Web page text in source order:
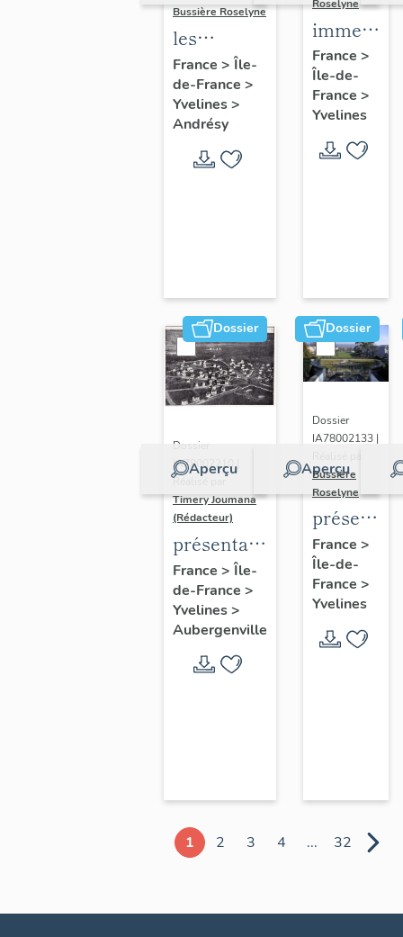
Bussière Roselyne
les
immeubles,
maisons et
fermes du
canton
d'Andrésy
France > Île-
de-France >
Yvelines>
Andrésy
Roselyne
maisons,
fermes
France >
Île-de-
France >
Yvelines
Dossier
Aperçu
Dossier
IA78002210 |
Réalisé par
Timery Joumana
(Rédacteur)
présentation
de l'étude
d'Elisabethville
France > Île-
de-France >
Yvelines>
Aubergenville
Dossier
Aperçu
Dossier
IA78002133 |
Bussière
Roselyne
du
diagnostic
et
France >
Île-de-
France >
Yvelines
1 2 3 4 ... 32